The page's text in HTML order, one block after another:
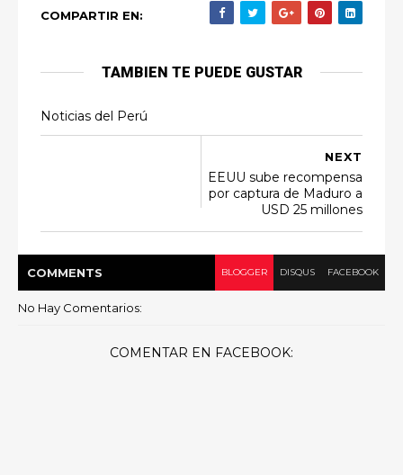
COMPARTIR EN:
TAMBIEN TE PUEDE GUSTAR
Noticias del Perú
NEXT
EEUU sube recompensa
por captura de Maduro a
USD 25 millones
COMMENTS BLOGGER DISQUS FACEBOOK
No Hay Comentarios:
COMENTAR EN FACEBOOK: